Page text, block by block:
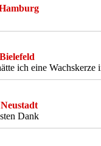
Bielefeld
ich eine Wachskerze
Neustadt
Dank